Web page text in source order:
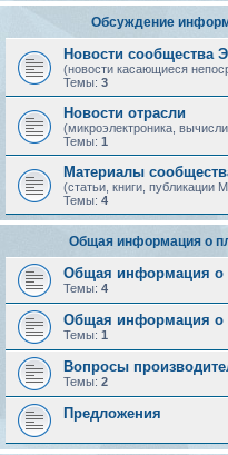
Обсуждение
Новости сообщества
(новости касающиеся
Темы: 3
Новости отрасли
(микроэлектроника,
Темы: 1
Материалы
(статьи, книги, публикации
Темы: 4
Общая информация о
Общая информация о
Темы: 4
Общая информация о
Темы: 1
Вопросы
Темы: 2
Предложения